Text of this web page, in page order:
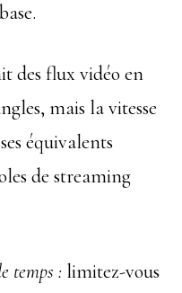
des flux vidéo en
mais la vitesse
équivalents
de streaming
temps : limitez-vous